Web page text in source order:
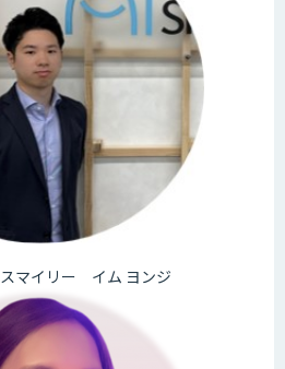
マイリー イム ヨンジ